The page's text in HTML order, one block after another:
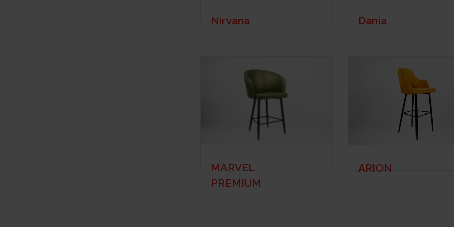
Nirvana Dania
MARVEL
PREMIUM
ARION